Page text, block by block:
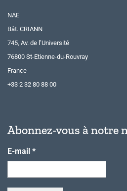
NAE
Bât. CRIANN
745, Av. de l’Université
76800 St-Etienne-du-Rouvray
France
+33 2 32 80 88 00
Abonnez-vous à notre
E-mail *